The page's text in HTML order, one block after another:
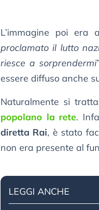
L’immagine poi era
proclamato il lutto
riesce a sorprendermi
essere diffuso anche
Naturalmente si
popolano la rete.
diretta Rai, è stato
non era presente al
LEGGI ANCHE